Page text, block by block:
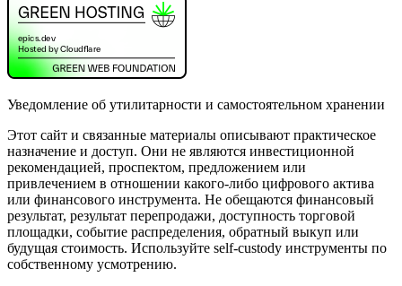
Уведомление об утилитарности и самостоятельном хранении
Этот сайт и связанные материалы описывают практическое
назначение и доступ. Они не являются инвестиционной
рекомендацией, проспектом, предложением или
привлечением в отношении какого-либо цифрового актива
или финансового инструмента. Не обещаются финансовый
результат, результат перепродажи, доступность торговой
площадки, событие распределения, обратный выкуп или
будущая стоимость. Используйте self-custody инструменты по
собственному усмотрению.